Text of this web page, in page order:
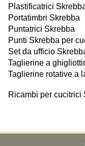
Plastificatrici
Portatimbri Skrebba
Puntatrici Skrebba
Punti Skrebba per
Set da ufficio
Taglierine a
Taglierine rotative a
Ricambi per cucitrici